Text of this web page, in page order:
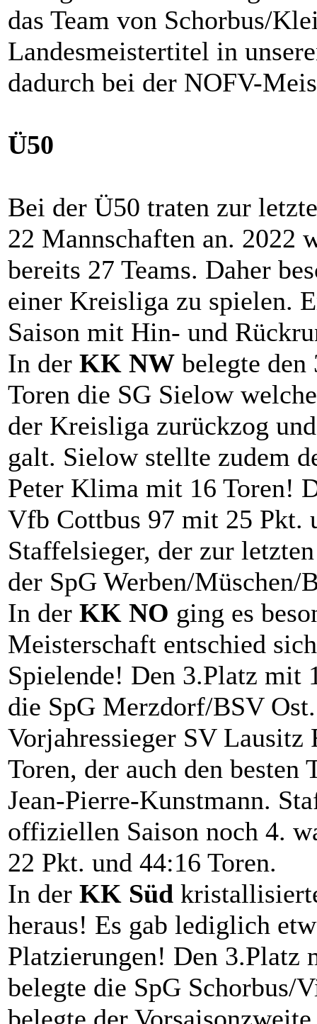
das Team von Schorbus/
Landesmeistertitel in
dadurch bei der NOFV-
Ü50
Bei der Ü50 traten zur
22 Mannschaften an. 2022
bereits 27 Teams. Daher
einer Kreisliga zu spielen.
Saison mit Hin- und
In der KK NW belegte
Toren die SG Sielow
der Kreisliga zurückzog
galt. Sielow stellte zudem
Peter Klima mit 16 Toren!
Vfb Cottbus 97 mit 25 Pkt.
Staffelsieger, der zur
der SpG Werben/
In der KK NO ging es
Meisterschaft entschied
Spielende! Den 3.Platz mit
die SpG Merzdorf/BSV
Vorjahressieger SV
Toren, der auch den
Jean-Pierre-Kunstmann.
offiziellen Saison noch 4.
22 Pkt. und 44:16 Toren.
In der KK Süd
heraus! Es gab lediglich
Platzierungen! Den 3.Platz
belegte die SpG Schorbus/